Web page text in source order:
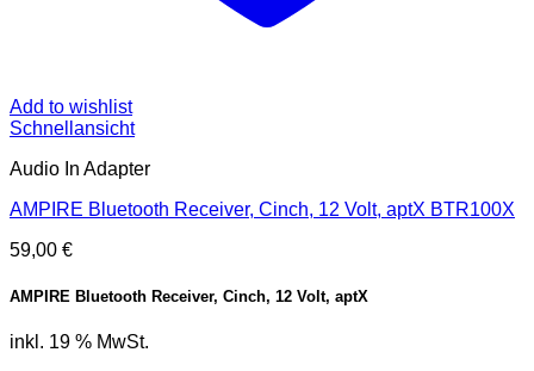
Add to wishlist
Schnellansicht
Audio In Adapter
AMPIRE Bluetooth Receiver, Cinch, 12 Volt, aptX BTR100X
59,00 €
AMPIRE Bluetooth Receiver, Cinch, 12 Volt, aptX
inkl. 19 % MwSt.